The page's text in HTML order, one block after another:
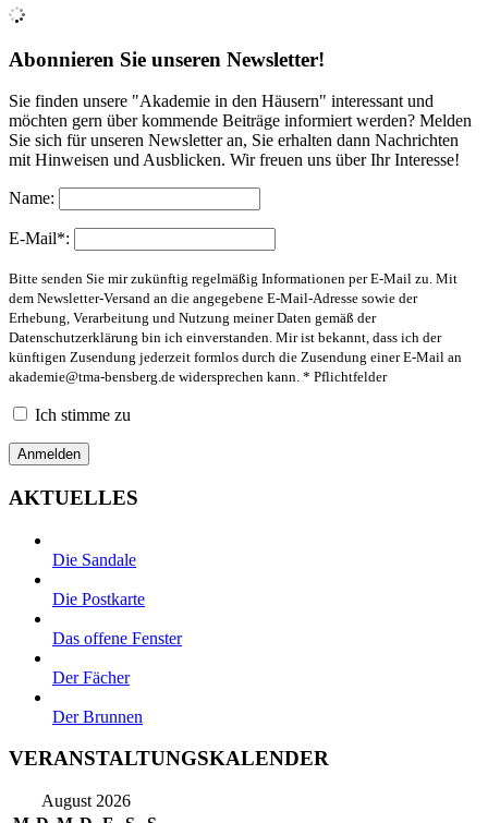
Abonnieren Sie unseren Newsletter!
Sie finden unsere "Akademie in den Häusern" interessant und
möchten gern über kommende Beiträge informiert werden? Melden
Sie sich für unseren Newsletter an, Sie erhalten dann Nachrichten
mit Hinweisen und Ausblicken. Wir freuen uns über Ihr Interesse!
Name:
E-Mail*:
Bitte senden Sie mir zukünftig regelmäßig Informationen per E-Mail zu. Mit
dem Newsletter-Versand an die angegebene E-Mail-Adresse sowie der
Erhebung, Verarbeitung und Nutzung meiner Daten gemäß der
Datenschutzerklärung bin ich einverstanden. Mir ist bekannt, dass ich der
künftigen Zusendung jederzeit formlos durch die Zusendung einer E-Mail an
akademie@tma-bensberg.de widersprechen kann. * Pflichtfelder
Ich stimme zu
AKTUELLES
Die Sandale
Die Postkarte
Das offene Fenster
Der Fächer
Der Brunnen
VERANSTALTUNGSKALENDER
August 2026